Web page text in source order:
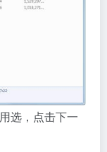
选，点击下一